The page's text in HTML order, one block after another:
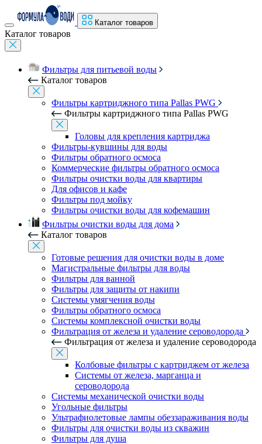
Каталог товаров
Каталог товаров
Фильтры для питьевой воды
Каталог товаров
Фильтры картриджного типа Pallas PWG
Фильтры картриджного типа Pallas PWG
Головы для крепления картриджа
Фильтры-кувшины для воды
Фильтры обратного осмоса
Коммерческие фильтры обратного осмоса
Фильтры очистки воды для квартиры
Для офисов и кафе
Фильтры под мойку
Фильтры очистки воды для кофемашин
Фильтры очистки воды для дома
Каталог товаров
Готовые решения для очистки воды в доме
Магистральные фильтры для воды
Фильтры для ванной
Фильтры для защиты от накипи
Системы умягчения воды
Фильтры обратного осмоса
Системы комплексной очистки воды
Фильтрация от железа и удаление сероводорода
Фильтрация от железа и удаление сероводорода
Колбовые фильтры с картриджем от железа
Системы от железа, марганца и
сероводорода
Системы механической очистки воды
Угольные фильтры
Ультрафиолетовые лампы обеззараживания воды
Фильтры для очистки воды из скважин
Фильтры для душа